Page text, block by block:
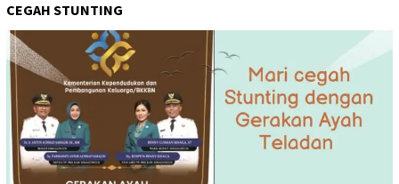
CEGAH STUNTING